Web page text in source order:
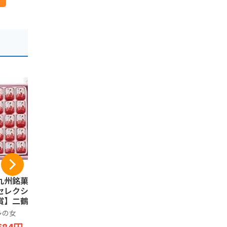
州銘菓」【モン
レクション金賞
】二鶴堂 博多
あまおう苺ミル
２０個入り×１
女